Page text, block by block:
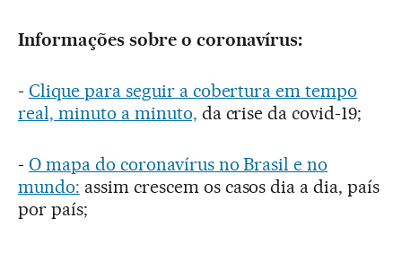
Informações sobre o coronavírus:
- Clique para seguir a cobertura em tempo
real, minuto a minuto, da crise da covid-19;
- O mapa do coronavírus no Brasil e no
mundo: assim crescem os casos dia a dia, país
por país;